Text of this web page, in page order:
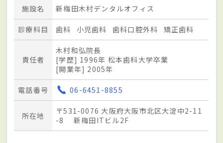
施設名 新梅田木村デンタルオフィス
診療科目 歯科 小児歯科 歯科口腔外科 矯正歯科
責任者
木村和弘院長
[学歴] 1996年 松本歯科大学卒業
[開業年] 2005年
電話番号 06-6451-8855
所在地
〒531-0076 大阪府大阪市北区大淀中2-11
-8 新梅田ITビル2F